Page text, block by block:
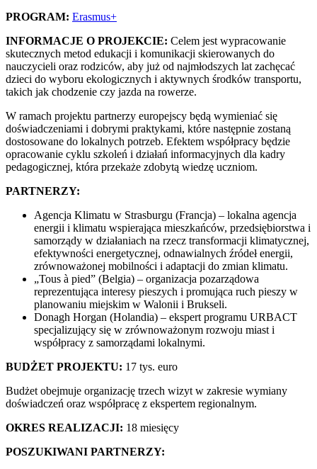
PROGRAM: Erasmus+
INFORMACJE O PROJEKCIE: Celem jest wypracowanie
skutecznych metod edukacji i komunikacji skierowanych do
nauczycieli oraz rodziców, aby już od najmłodszych lat zachęcać
dzieci do wyboru ekologicznych i aktywnych środków transportu,
takich jak chodzenie czy jazda na rowerze.
W ramach projektu partnerzy europejscy będą wymieniać się
doświadczeniami i dobrymi praktykami, które następnie zostaną
dostosowane do lokalnych potrzeb. Efektem współpracy będzie
opracowanie cyklu szkoleń i działań informacyjnych dla kadry
pedagogicznej, która przekaże zdobytą wiedzę uczniom.
PARTNERZY:
Agencja Klimatu w Strasburgu (Francja) – lokalna agencja
energii i klimatu wspierająca mieszkańców, przedsiębiorstwa i
samorządy w działaniach na rzecz transformacji klimatycznej,
efektywności energetycznej, odnawialnych źródeł energii,
zrównoważonej mobilności i adaptacji do zmian klimatu.
„Tous à pied” (Belgia) – organizacja pozarządowa
reprezentująca interesy pieszych i promująca ruch pieszy w
planowaniu miejskim w Walonii i Brukseli.
Donagh Horgan (Holandia) – ekspert programu URBACT
specjalizujący się w zrównoważonym rozwoju miast i
współpracy z samorządami lokalnymi.
BUDŻET PROJEKTU: 17 tys. euro
Budżet obejmuje organizację trzech wizyt w zakresie wymiany
doświadczeń oraz współpracę z ekspertem regionalnym.
OKRES REALIZACJI: 18 miesięcy
POSZUKIWANI PARTNERZY: